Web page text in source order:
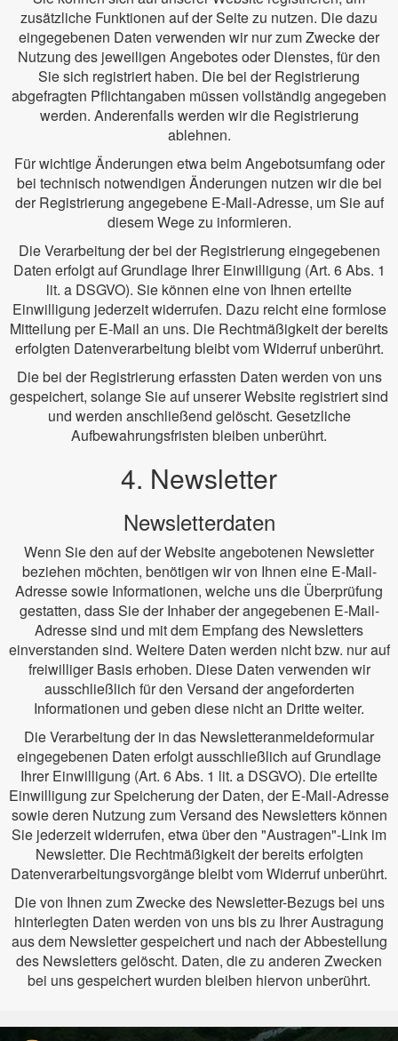
zusätzliche Funktionen auf der Seite zu nutzen. Die dazu
eingegebenen Daten verwenden wir nur zum Zwecke der
Nutzung des jeweiligen Angebotes oder Dienstes, für den
Sie sich registriert haben. Die bei der Registrierung
abgefragten Pflichtangaben müssen vollständig angegeben
werden. Anderenfalls werden wir die Registrierung
ablehnen.
Für wichtige Änderungen etwa beim Angebotsumfang oder
bei technisch notwendigen Änderungen nutzen wir die bei
der Registrierung angegebene E-Mail-Adresse, um Sie auf
diesem Wege zu informieren.
Die Verarbeitung der bei der Registrierung eingegebenen
Daten erfolgt auf Grundlage Ihrer Einwilligung (Art. 6 Abs. 1
lit. a DSGVO). Sie können eine von Ihnen erteilte
Einwilligung jederzeit widerrufen. Dazu reicht eine formlose
Mitteilung per E-Mail an uns. Die Rechtmäßigkeit der bereits
erfolgten Datenverarbeitung bleibt vom Widerruf unberührt.
Die bei der Registrierung erfassten Daten werden von uns
gespeichert, solange Sie auf unserer Website registriert sind
und werden anschließend gelöscht. Gesetzliche
Aufbewahrungsfristen bleiben unberührt.
4. Newsletter
Newsletterdaten
Wenn Sie den auf der Website angebotenen Newsletter
beziehen möchten, benötigen wir von Ihnen eine E-Mail-
Adresse sowie Informationen, welche uns die Überprüfung
gestatten, dass Sie der Inhaber der angegebenen E-Mail-
Adresse sind und mit dem Empfang des Newsletters
einverstanden sind. Weitere Daten werden nicht bzw. nur auf
freiwilliger Basis erhoben. Diese Daten verwenden wir
ausschließlich für den Versand der angeforderten
Informationen und geben diese nicht an Dritte weiter.
Die Verarbeitung der in das Newsletteranmeldeformular
eingegebenen Daten erfolgt ausschließlich auf Grundlage
Ihrer Einwilligung (Art. 6 Abs. 1 lit. a DSGVO). Die erteilte
Einwilligung zur Speicherung der Daten, der E-Mail-Adresse
sowie deren Nutzung zum Versand des Newsletters können
Sie jederzeit widerrufen, etwa über den "Austragen"-Link im
Newsletter. Die Rechtmäßigkeit der bereits erfolgten
Datenverarbeitungsvorgänge bleibt vom Widerruf unberührt.
Die von Ihnen zum Zwecke des Newsletter-Bezugs bei uns
hinterlegten Daten werden von uns bis zu Ihrer Austragung
aus dem Newsletter gespeichert und nach der Abbestellung
des Newsletters gelöscht. Daten, die zu anderen Zwecken
bei uns gespeichert wurden bleiben hiervon unberührt.